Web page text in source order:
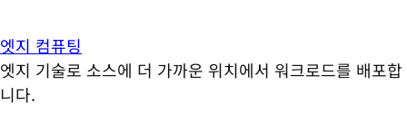
엣지 컴퓨팅
엣지 기술로 소스에 더 가까운 위치에서 워크로드를 배포합
니다.